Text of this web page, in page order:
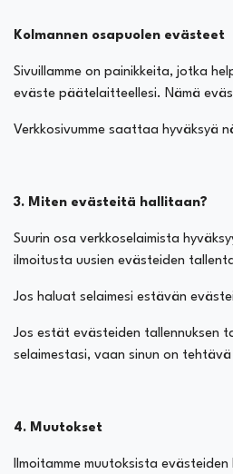
Kolmannen osapuolen evästeet
Sivuillamme on painikkeita, jotka
eväste päätelaitteellesi. Nämä
Verkkosivumme saattaa hyväksyä
3. Miten evästeitä hallitaan?
Suurin osa verkkoselaimista
ilmoitusta uusien evästeiden
Jos haluat selaimesi estävän
Jos estät evästeiden tallennuksen
selaimestasi, vaan sinun on
4. Muutokset
Ilmoitamme muutoksista